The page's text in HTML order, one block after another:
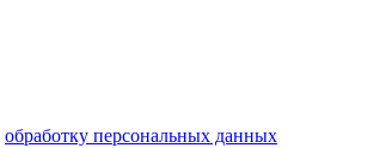
обработку персональных данных